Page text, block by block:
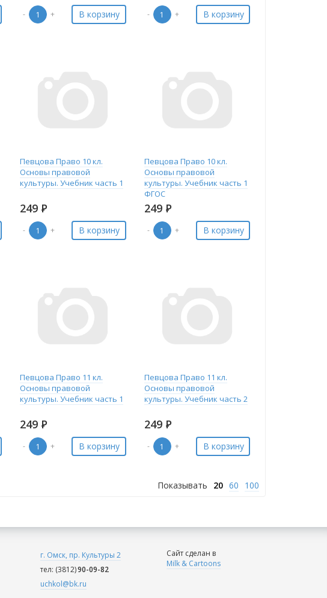
- + В корзину - + В корзину
Певцова Право 10 кл.
Основы правовой
культуры. Учебник часть 1
249 Р
- + В корзину
Певцова Право 10 кл.
Основы правовой
культуры. Учебник часть 1
ФГОС
249 Р
- + В корзину
Певцова Право 11 кл.
Основы правовой
культуры. Учебник часть 1
249 Р
- + В корзину
Певцова Право 11 кл.
Основы правовой
культуры. Учебник часть 2
249 Р
- + В корзину
Показывать 20 60 100
г. Омск, пр. Культуры 2
тел: (3812)90-09-82
uchkol@bk.ru
Сайт сделан в
Milk & Cartoons